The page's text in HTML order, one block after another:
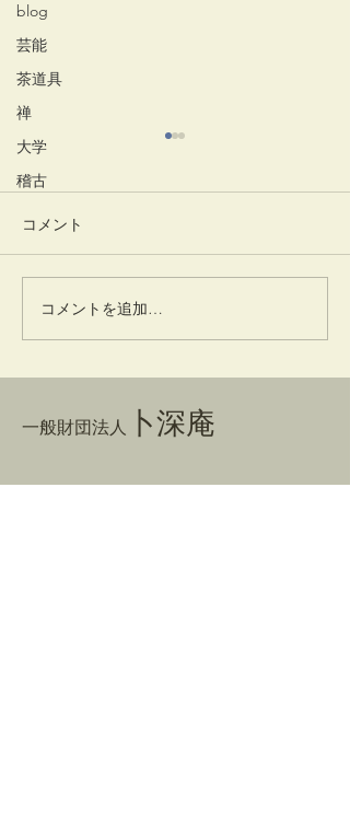
blog
芸能
茶道具
禅
大学
稽古
井でし月かも
コメント
コメントを追加…
一般財団法人 卜深庵